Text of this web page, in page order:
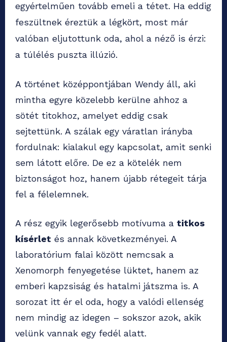
egyértelműen tovább emeli a tétet. Ha eddig
feszültnek éreztük a légkört, most már
valóban eljutottunk oda, ahol a néző is érzi:
a túlélés puszta illúzió.
A történet középpontjában Wendy áll, aki
mintha egyre közelebb kerülne ahhoz a
sötét titokhoz, amelyet eddig csak
sejtettünk. A szálak egy váratlan irányba
fordulnak: kialakul egy kapcsolat, amit senki
sem látott előre. De ez a kötelék nem
biztonságot hoz, hanem újabb rétegeit tárja
fel a félelemnek.
A rész egyik legerősebb motívuma a titkos
kísérlet és annak következményei. A
laboratórium falai között nemcsak a
Xenomorph fenyegetése lüktet, hanem az
emberi kapzsiság és hatalmi játszma is. A
sorozat itt ér el oda, hogy a valódi ellenség
nem mindig az idegen – sokszor azok, akik
velünk vannak egy fedél alatt.